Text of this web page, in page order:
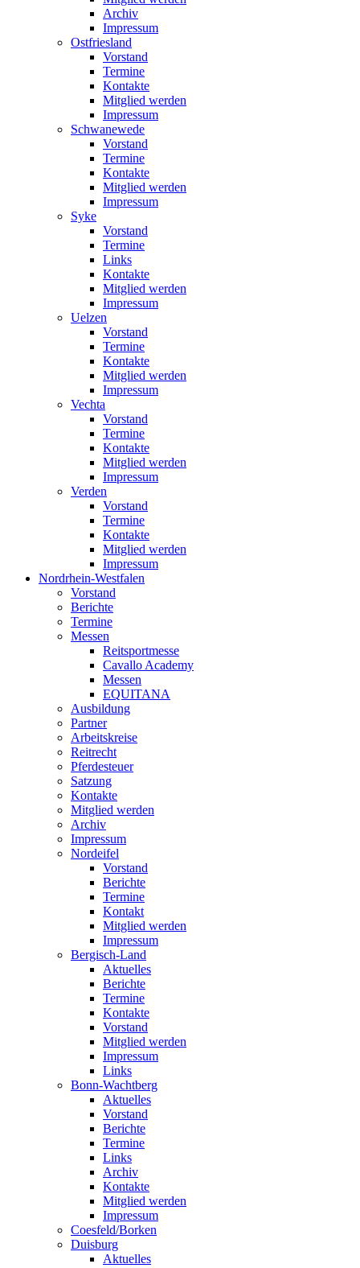
Archiv
Impressum
Ostfriesland
Vorstand
Termine
Kontakte
Mitglied werden
Impressum
Schwanewede
Vorstand
Termine
Kontakte
Mitglied werden
Impressum
Syke
Vorstand
Termine
Links
Kontakte
Mitglied werden
Impressum
Uelzen
Vorstand
Termine
Kontakte
Mitglied werden
Impressum
Vechta
Vorstand
Termine
Kontakte
Mitglied werden
Impressum
Verden
Vorstand
Termine
Kontakte
Mitglied werden
Impressum
Nordrhein-Westfalen
Vorstand
Berichte
Termine
Messen
Reitsportmesse
Cavallo Academy
Messen
EQUITANA
Ausbildung
Partner
Arbeitskreise
Reitrecht
Pferdesteuer
Satzung
Kontakte
Mitglied werden
Archiv
Impressum
Nordeifel
Vorstand
Berichte
Termine
Kontakt
Mitglied werden
Impressum
Bergisch-Land
Aktuelles
Berichte
Termine
Kontakte
Vorstand
Mitglied werden
Impressum
Links
Bonn-Wachtberg
Aktuelles
Vorstand
Berichte
Termine
Links
Archiv
Kontakte
Mitglied werden
Impressum
Coesfeld/Borken
Duisburg
Aktuelles